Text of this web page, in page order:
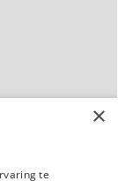
te